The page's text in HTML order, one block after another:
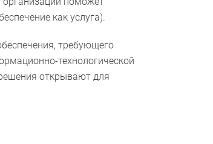
как услуга).
требующего
технологической
открывают для